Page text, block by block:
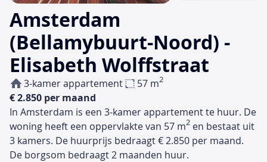
Amsterdam
(Bellamybuurt-Noord) -
Elisabeth Wolffstraat
3-kamer appartement 57 m2
€ 2.850 per maand
In Amsterdam is een 3-kamer appartement te huur. De
woning heeft een oppervlakte van 57 m2 en bestaat uit
3 kamers. De huurprijs bedraagt € 2.850 per maand.
De borgsom bedraagt 2 maanden huur.